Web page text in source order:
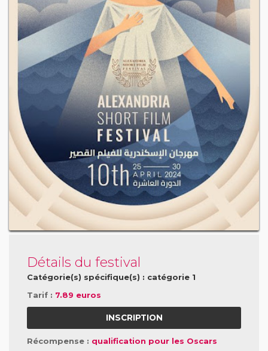
Détails du festival
Catégorie(s) spécifique(s) : catégorie 1
Tarif : 7.89 euros
INSCRIPTION
Récompense : qualification pour les Oscars